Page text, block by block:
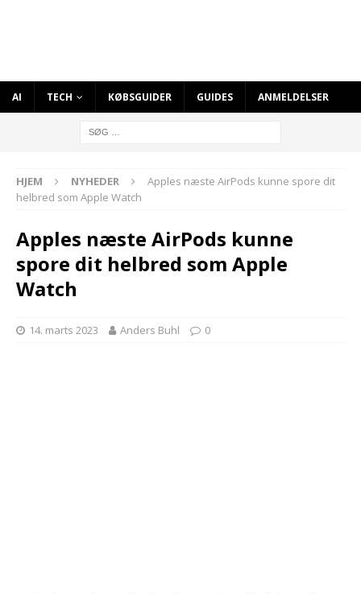
AI TECH KØBSGUIDER GUIDES ANMELDELSER
HJEM NYHEDER
Apples næste AirPods kunne spore dit
helbred som Apple Watch
Apples næste AirPods kunne
spore dit helbred som Apple
Watch
14. marts 2023 Anders Buhl 0